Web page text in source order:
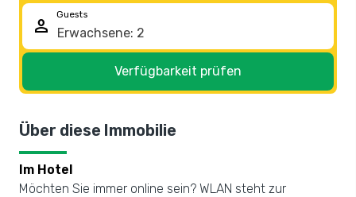
person
Guests
Verfügbarkeit prüfen
Über diese Immobilie
Im Hotel
Möchten Sie immer online sein? WLAN steht zur